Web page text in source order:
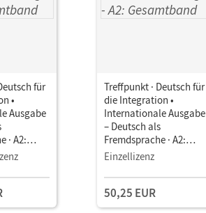
für
•
Ausgabe
· A2:
E-
Treffpunkt · Deutsch für
die Integration •
Internationale Ausgabe
– Deutsch als
Fremdsprache · A2:
Gesamtband •
Book mit
Lehrkräftematerialien
und Planungstools
Einzellizenz
50,25 EUR